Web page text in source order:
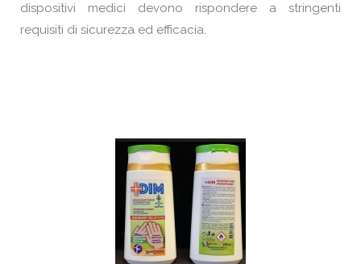
dispositivi medici devono rispondere a stringenti
requisiti di sicurezza ed efficacia.